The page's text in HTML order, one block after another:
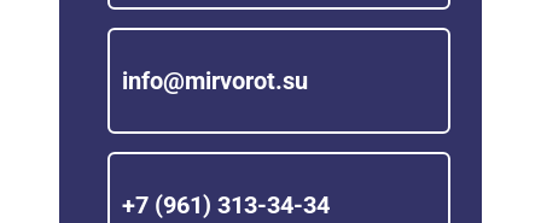
info@mirvorot.su
+7 (961) 313-34-34